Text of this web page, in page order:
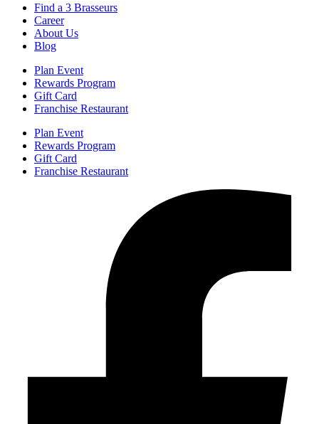
Find a 3 Brasseurs
Career
About Us
Blog
Plan Event
Rewards Program
Gift Card
Franchise Restaurant
Plan Event
Rewards Program
Gift Card
Franchise Restaurant